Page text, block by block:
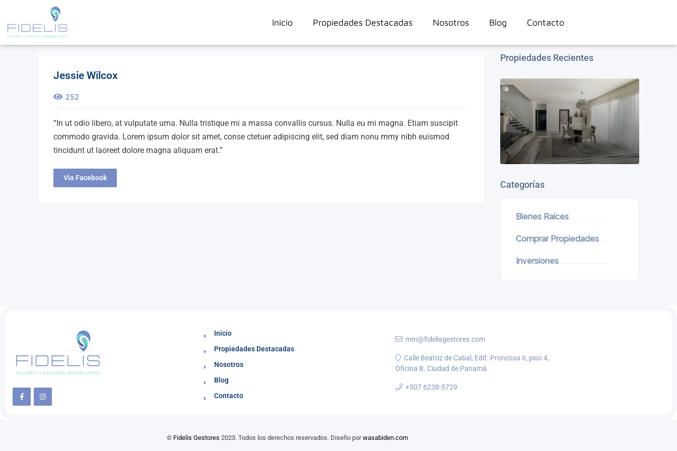
Inicio Propiedades Destacadas Nosotros Blog Contacto
Jessie Wilcox
252
“In ut odio libero, at vulputate urna. Nulla tristique mi a massa convallis cursus. Nulla eu mi magna. Etiam suscipit
commodo gravida. Lorem ipsum dolor sit amet, conse ctetuer adipiscing elit, sed diam nonu mmy nibh euismod
tincidunt ut laoreet dolore magna aliquam erat.”
Via Facebook
Propiedades Recientes
Categorías
Bienes Raíces
Comprar Propiedades
Inversiones
Inicio
Propiedades Destacadas
Nosotros
Blog
Contacto
mm@fidelisgestores.com
Calle Beatriz de Cabal, Edif. Proncosa II, piso 4,
Oficina B. Ciudad de Panamá.
+507 6238-5729
© Fidelis Gestores 2023. Todos los derechos reservados. Diseño porwasabiden.com